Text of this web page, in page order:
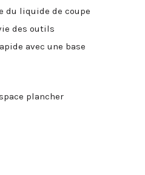
du liquide de coupe
des outils
avec une base
plancher